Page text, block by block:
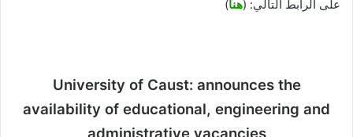
على الرابط التالي: (هنا)
University of Caust: announces the
availability of educational, engineering and
administrative vacancies